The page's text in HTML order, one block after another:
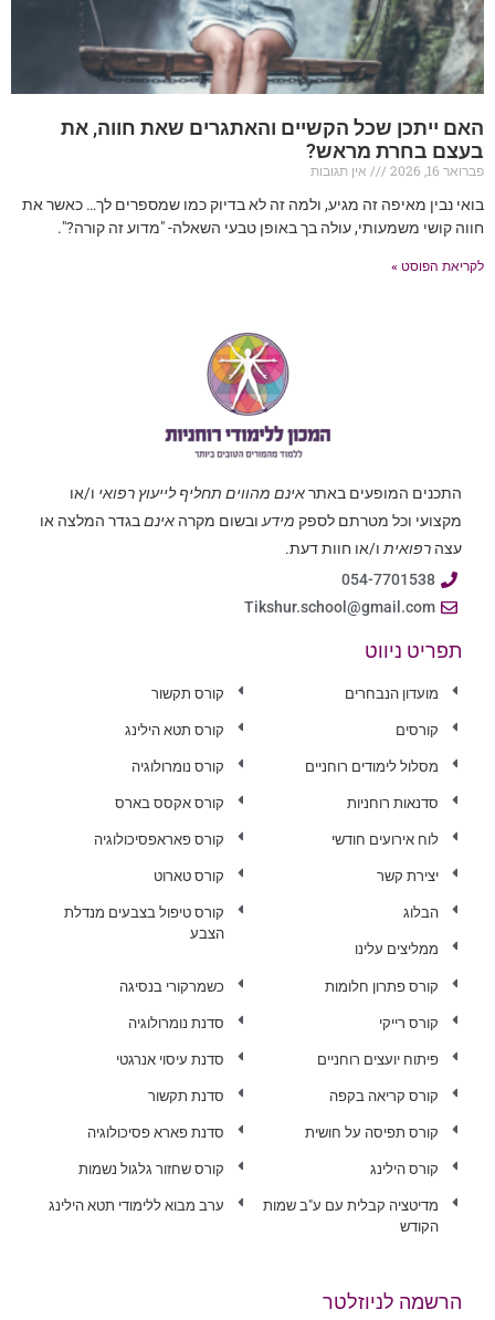
האם ייתכן שכל הקשיים והאתגרים שאת חווה, את
בעצם בחרת מראש?
פברואר 16, 2026
אין תגובות
בואי נבין מאיפה זה מגיע, ולמה זה לא בדיוק כמו שמספרים לך… כאשר את
חווה קושי משמעותי, עולה בך באופן טבעי השאלה- "מדוע זה קורה?".
לקריאת הפוסט »
התכנים המופעים באתראינם מהווים תחליף לייעוץ רפואי ו/או
מקצועי וכל מטרתם לספק מידע ובשום מקרה אינםבגדר המלצה או
עצה רפואית ו/או חוות דעת.
054-7701538
Tikshur.school@gmail.com
תפריט ניווט
מועדון הנבחרים
קורסים
מסלול לימודים רוחניים
סדנאות רוחניות
לוח אירועים חודשי
יצירת קשר
הבלוג
ממליצים עלינו
קורס תקשור
קורס תטא הילינג
קורס נומרולוגיה
קורס אקסס בארס
קורס פאראפסיכולוגיה
קורס טארוט
קורס טיפול בצבעים מנדלת
הצבע
קורס פתרון חלומות
קורס רייקי
פיתוח יועצים רוחניים
קורס קריאה בקפה
קורס תפיסה על חושית
קורס הילינג
מדיטציה קבלית עם ע"ב שמות
הקודש
כשמרקורי בנסיגה
סדנת נומרולוגיה
סדנת עיסוי אנרגטי
סדנת תקשור
סדנת פארא פסיכולוגיה
קורס שחזור גלגול נשמות
ערב מבוא ללימודי תטא הילינג
הרשמה לניוזלטר